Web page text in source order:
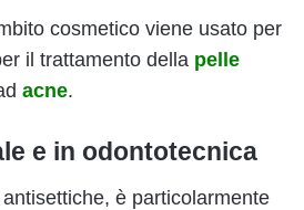
cosmetico viene usato per
il trattamento della pelle
acne.
e in odontotecnica
è particolarmente